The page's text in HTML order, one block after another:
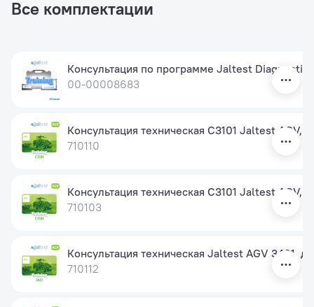
Все комплектации
Консультация по программе Jaltest Diagnostic
00-00008683
Консультация техническая C3101 Jaltest AGV,
710110
Консультация техническая C3101 Jaltest AGV,
710103
Консультация техническая Jaltest AGV 3401,
710112